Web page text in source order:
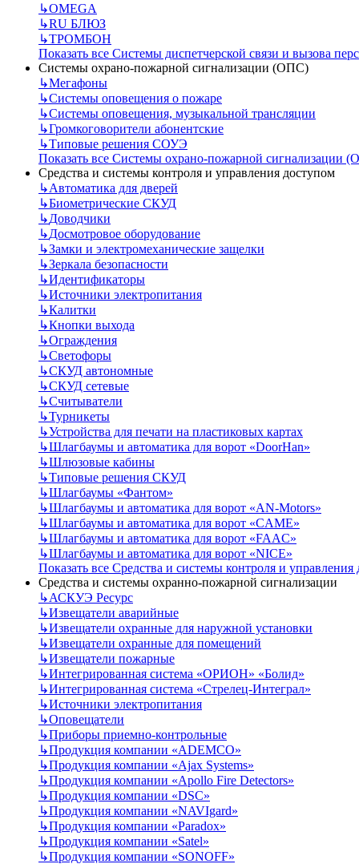
↳OMEGA
↳RU БЛЮЗ
↳ТРОМБОН
Показать все Системы диспетчерской связи и вызова
Системы охрано-пожарной сигнализации (ОПС)
↳Мегафоны
↳Системы оповещения о пожаре
↳Системы оповещения, музыкальной трансляции
↳Громкоговорители абонентские
↳Типовые решения СОУЭ
Показать все Системы охрано-пожарной сигнализации
Средства и системы контроля и управления доступом
↳Автоматика для дверей
↳Биометрические СКУД
↳Доводчики
↳Досмотровое оборудование
↳Замки и электромеханические защелки
↳Зеркала безопасности
↳Идентификаторы
↳Источники электропитания
↳Калитки
↳Кнопки выхода
↳Ограждения
↳Светофоры
↳СКУД автономные
↳СКУД сетевые
↳Считыватели
↳Турникеты
↳Устройства для печати на пластиковых картах
↳Шлагбаумы и автоматика для ворот «DoorHan»
↳Шлюзовые кабины
↳Типовые решения СКУД
↳Шлагбаумы «Фантом»
↳Шлагбаумы и автоматика для ворот «AN-Motors»
↳Шлагбаумы и автоматика для ворот «CAME»
↳Шлагбаумы и автоматика для ворот «FAAC»
↳Шлагбаумы и автоматика для ворот «NICE»
Показать все Средства и системы контроля и управления
Средства и системы охранно-пожарной сигнализации
↳АСКУЭ Ресурс
↳Извещатели аварийные
↳Извещатели охранные для наружной установки
↳Извещатели охранные для помещений
↳Извещатели пожарные
↳Интегрированная система «ОРИОН» «Болид»
↳Интегрированная система «Стрелец-Интеграл»
↳Источники электропитания
↳Оповещатели
↳Приборы приемно-контрольные
↳Продукция компании «ADEMCO»
↳Продукция компании «Ajax Systems»
↳Продукция компании «Apollo Fire Detectors»
↳Продукция компании «DSC»
↳Продукция компании «NAVIgard»
↳Продукция компании «Paradox»
↳Продукция компании «Satel»
↳Продукция компании «SONOFF»